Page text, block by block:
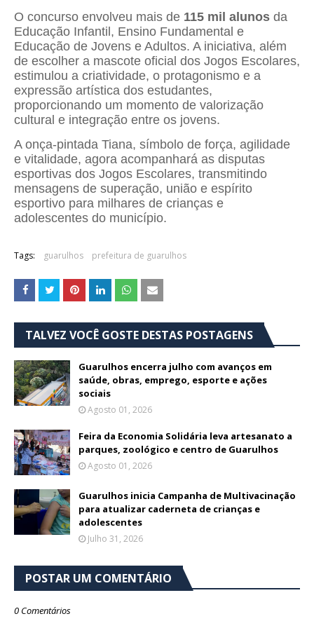
O concurso envolveu mais de 115 mil alunos da
Educação Infantil, Ensino Fundamental e
Educação de Jovens e Adultos. A iniciativa, além
de escolher a mascote oficial dos Jogos Escolares,
estimulou a criatividade, o protagonismo e a
expressão artística dos estudantes,
proporcionando um momento de valorização
cultural e integração entre os jovens.
A onça-pintada Tiana, símbolo de força, agilidade
e vitalidade, agora acompanhará as disputas
esportivas dos Jogos Escolares, transmitindo
mensagens de superação, união e espírito
esportivo para milhares de crianças e
adolescentes do município.
Tags: guarulhos prefeitura de guarulhos
TALVEZ VOCÊ GOSTE DESTAS POSTAGENS
Guarulhos encerra julho com avanços em
saúde, obras, emprego, esporte e ações
sociais
Agosto 01, 2026
Feira da Economia Solidária leva artesanato a
parques, zoológico e centro de Guarulhos
Agosto 01, 2026
Guarulhos inicia Campanha de Multivacinação
para atualizar caderneta de crianças e
adolescentes
Julho 31, 2026
POSTAR UM COMENTÁRIO
0 Comentários